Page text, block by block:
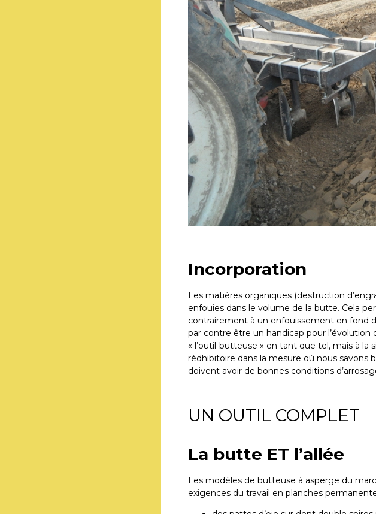
Incorporation
Les matières organiques (destruction
enfouies dans le volume de la butte. Cela
contrairement à un enfouissement en fond
par contre être un handicap pour l’évolution
« l’outil-butteuse » en tant que tel, mais à la
rédhibitoire dans la mesure où nous savons
doivent avoir de bonnes conditions
UN OUTIL COMPLET
La butte ET l’allée
Les modèles de butteuse à asperge du
exigences du travail en planches